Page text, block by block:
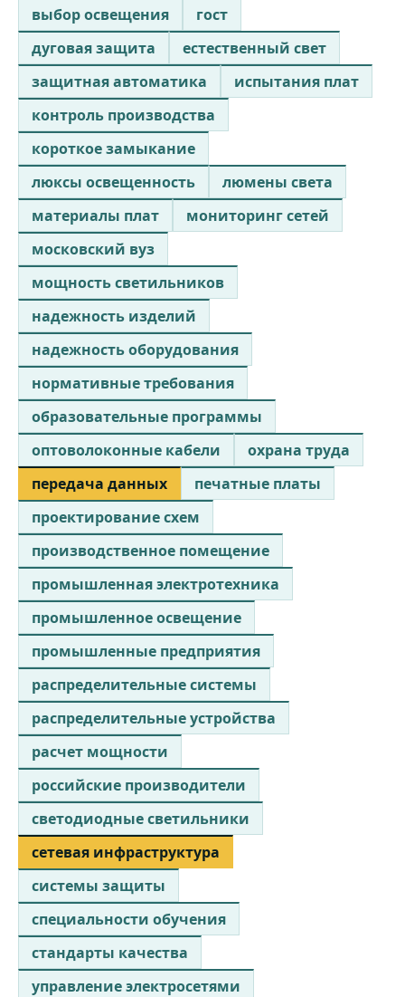
выбор освещения
гост
дуговая защита
естественный свет
защитная автоматика
испытания плат
контроль производства
короткое замыкание
люксы освещенность
люмены света
материалы плат
мониторинг сетей
московский вуз
мощность светильников
надежность изделий
надежность оборудования
нормативные требования
образовательные программы
оптоволоконные кабели
охрана труда
передача данных
печатные платы
проектирование схем
производственное помещение
промышленная электротехника
промышленное освещение
промышленные предприятия
распределительные системы
распределительные устройства
расчет мощности
российские производители
светодиодные светильники
сетевая инфраструктура
системы защиты
специальности обучения
стандарты качества
управление электросетями